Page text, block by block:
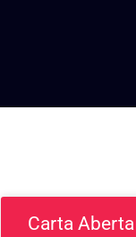
Carta